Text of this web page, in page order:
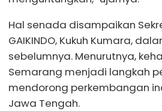
Hal senada disampaikan
GAIKINDO, Kukuh Kumara,
sebelumnya. Menurutnya,
Semarang menjadi langkah
mendorong perkembangan
Jawa Tengah.